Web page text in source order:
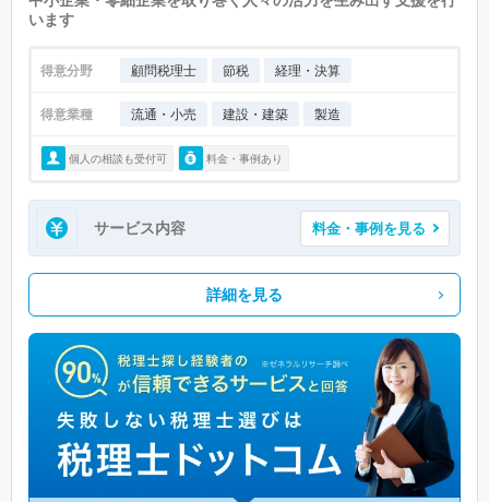
います
得意分野 顧問税理士 節税 経理・決算
得意業種 流通・小売 建設・建築 製造
個人の相談も受付可 料金・事例あり
サービス内容 料金・事例を見る
詳細を見る